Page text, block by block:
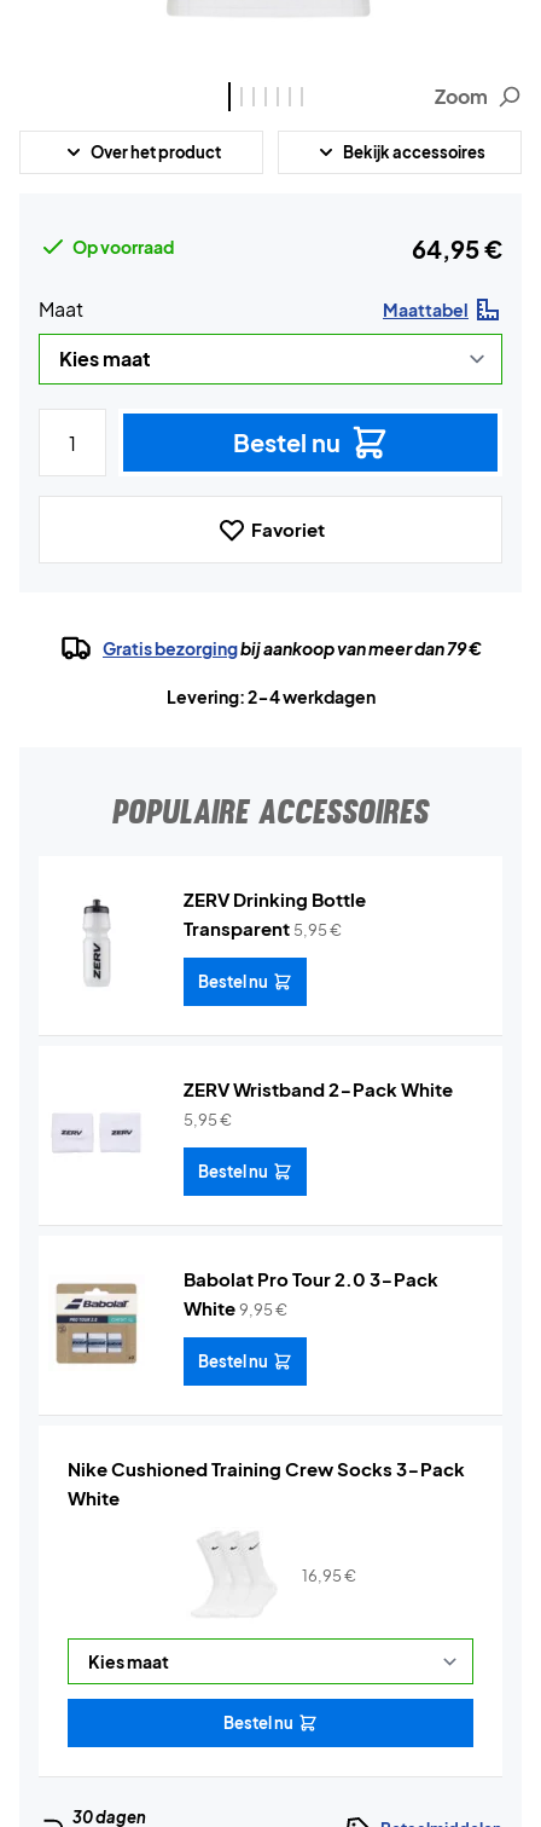
Zoom
Over het product Bekijk accessoires
Op voorraad 64,95 €
Maat Maattabel
Bestel nu
Favoriet
Gratis bezorgingbij aankoop van meer dan 79 €
Levering: 2-4 werkdagen
POPULAIRE ACCESSOIRES
ZERV Drinking Bottle
Transparent 5,95€
Bestel nu
ZERV Wristband 2-Pack White
5,95€
Bestel nu
Babolat Pro Tour 2.0 3-Pack
White9,95€
Bestel nu
Nike Cushioned Training Crew Socks 3-Pack
White
16,95€
Bestel nu
30 dagen